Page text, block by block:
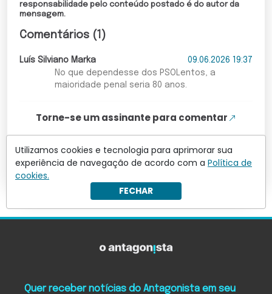
responsabilidade pelo conteúdo postado é do autor da
mensagem.
Comentários (1)
Luís Silviano Marka
09.06.2026 19:37
No que dependesse dos PSOLentos, a
maioridade penal seria 80 anos.
Torne-se um assinante para comentar
Leia mais comentários
Utilizamos cookies e tecnologia para aprimorar sua
experiência de navegação de acordo com a Política de
cookies.
FECHAR
Quer receber notícias do Antagonista em seu